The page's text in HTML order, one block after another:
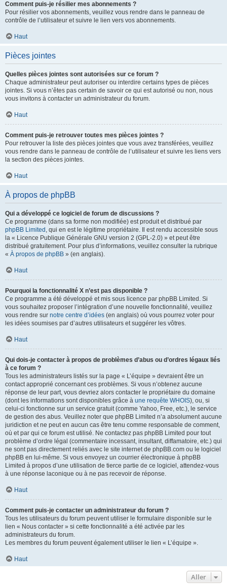
Comment puis-je résilier mes abonnements ?
Pour résilier vos abonnements, veuillez vous rendre dans le panneau de
contrôle de l’utilisateur et suivre le lien vers vos abonnements.
Haut
Pièces jointes
Quelles pièces jointes sont autorisées sur ce forum ?
Chaque administrateur peut autoriser ou interdire certains types de pièces
jointes. Si vous n’êtes pas certain de savoir ce qui est autorisé ou non, nous
vous invitons à contacter un administrateur du forum.
Haut
Comment puis-je retrouver toutes mes pièces jointes ?
Pour retrouver la liste des pièces jointes que vous avez transférées, veuillez
vous rendre dans le panneau de contrôle de l’utilisateur et suivre les liens vers
la section des pièces jointes.
Haut
À propos de phpBB
Qui a développé ce logiciel de forum de discussions ?
Ce programme (dans sa forme non modifiée) est produit et distribué par
phpBB Limited , qui en est le légitime propriétaire. Il est rendu accessible sous
la « Licence Publique Générale GNU version 2 (GPL-2.0) » et peut être
distribué gratuitement. Pour plus d’informations, veuillez consulter la rubrique
« À propos de phpBB » (en anglais).
Haut
Pourquoi la fonctionnalité X n’est pas disponible ?
Ce programme a été développé et mis sous licence par phpBB Limited. Si
vous souhaitez proposer l’intégration d’une nouvelle fonctionnalité, veuillez
vous rendre sur notre centre d’idées (en anglais) où vous pourrez voter pour
les idées soumises par d’autres utilisateurs et suggérer les vôtres.
Haut
Qui dois-je contacter à propos de problèmes d’abus ou d’ordres légaux liés
à ce forum ?
Tous les administrateurs listés sur la page « L’équipe » devraient être un
contact approprié concernant ces problèmes. Si vous n’obtenez aucune
réponse de leur part, vous devriez alors contacter le propriétaire du domaine
(dont les informations sont disponibles grâce à une requête WHOIS), ou, si
celui-ci fonctionne sur un service gratuit (comme Yahoo, Free, etc.), le service
de gestion des abus. Veuillez noter que phpBB Limited n’a absolument aucune
juridiction et ne peut en aucun cas être tenu comme responsable de comment,
où et par qui ce forum est utilisé. Ne contactez pas phpBB Limited pour tout
problème d’ordre légal (commentaire incessant, insultant, diffamatoire, etc.) qui
ne sont pas directement reliés avec le site internet de phpBB.com ou le logiciel
phpBB en lui-même. Si vous envoyez un courrier électronique à phpBB
Limited à propos d’une utilisation de tierce partie de ce logiciel, attendez-vous
à une réponse laconique ou à ne pas recevoir de réponse.
Haut
Comment puis-je contacter un administrateur du forum ?
Tous les utilisateurs du forum peuvent utiliser le formulaire disponible sur le
lien « Nous contacter » si cette fonctionnalité a été activée par les
administrateurs du forum.
Les membres du forum peuvent également utiliser le lien « L’équipe ».
Haut
Aller